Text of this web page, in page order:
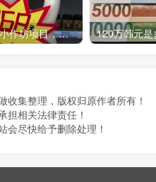
3个挣钱的家庭小作坊项目，万元左右就能启动，上手不难，赚钱容易
集整理，版权归原作者所有！
担相关法律责任！
会尽快给予删除处理！